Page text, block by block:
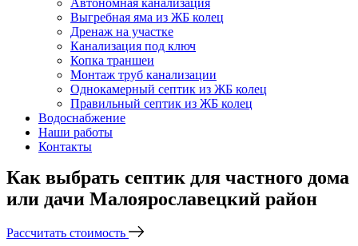
Автономная канализация
Выгребная яма из ЖБ колец
Дренаж на участке
Канализация под ключ
Копка траншеи
Монтаж труб канализации
Однокамерный септик из ЖБ колец
Правильный септик из ЖБ колец
Водоснабжение
Наши работы
Контакты
Как выбрать септик для частного дома
или дачи Малоярославецкий район
Рассчитать стоимость